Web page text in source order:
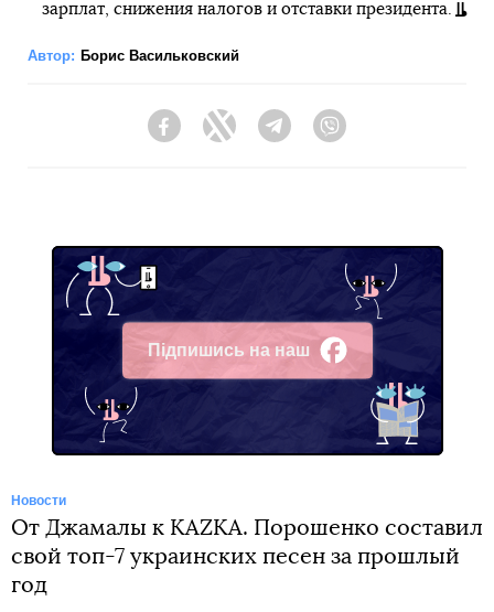
зарплат, снижения налогов и отставки президента.
Автор: Борис Васильковский
FacebookTwitter Telegram
Підпишись на наш
Facebook
Новости
От Джамалы к KAZKA. Порошенко составил
свой топ-7 украинских песен за прошлый
год